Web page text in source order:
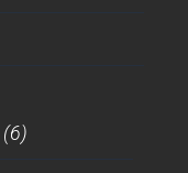
(6)